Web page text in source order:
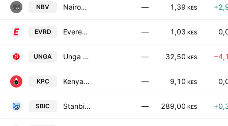
NBV Nairobi Business Ventures Ltd. — 1,39 KES
EVRD Eveready East Africa PLC — 1,03 KES
UNGA Unga Group PLC — 32,50 KES
KPC Kenya Pipeline Company PLC — 9,10 KES
SBIC Stanbic Holdings Plc — 289,00 KES